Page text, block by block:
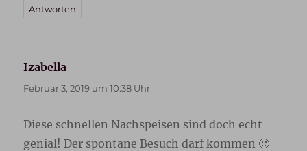
Antworten
Izabella
Februar 3, 2019 um 10:38 Uhr
Diese schnellen Nachspeisen sind doch echt
genial! Der spontane Besuch darf kommen 🙂